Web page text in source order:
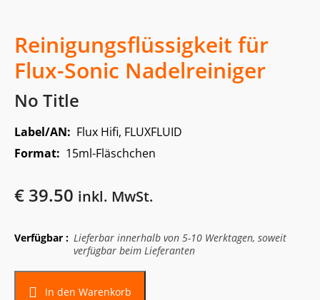
Reinigungsflüssigkeit für
Flux-Sonic Nadelreiniger
No Title
Label/AN: Flux Hifi, FLUXFLUID
Format: 15ml-Fläschchen
€ 39.50 inkl. MwSt.
Verfügbar : Lieferbar innerhalb von 5-10 Werktagen, soweit
verfügbar beim Lieferanten
In den Warenkorb